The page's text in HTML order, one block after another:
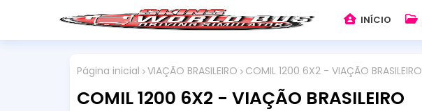
INÍCIO
Página inicial VIAÇÃO BRASILEIRO COMIL 1200 6X2 - VIAÇÃO BRASILEIRO
COMIL 1200 6X2 - VIAÇÃO BRASILEIRO